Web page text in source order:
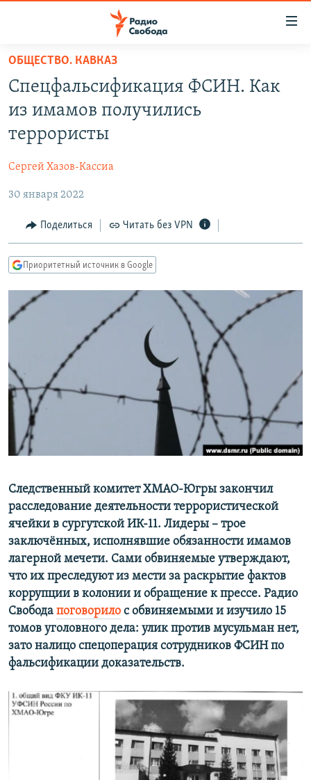
упрощенного
доступа
основному
Вернутся
навигации
Вернутся
поиску
ПРОГРАММЫ
ПОДКАСТЫ
АВТОРСКИЕ ПРОЕКТЫ
МНЕНИЯ
КУЛЬТУРА
IDEL.РЕАЛИИ
СЕВЕР.РЕАЛИИ
СИБИРЬ.РЕАЛИИ
РАСПИСАНИЕ ВЕЩАНИЯ
ПОДПИШИТЕСЬ НА РАССЫЛКУ
СОЦИАЛЬНЫЕ СЕТИ
Все сайты РСЕ/РС
ОБЩЕСТВО. КАВКАЗ
Спецфальсификация ФСИН. Как
из имамов получились
террористы
Сергей Хазов-Кассиа
30 января 2022
Поделиться Читать без VPN
Приоритетный источник в Google
Следственный комитет ХМАО-Югры закончил
расследование деятельности террористической
ячейки в сургутской ИК-11. Лидеры – трое
заключённых, исполнявшие обязанности имамов
лагерной мечети. Сами обвиняемые утверждают,
что их преследуют из мести за раскрытие фактов
коррупции в колонии и обращение к прессе. Радио
Свобода поговорило с обвиняемыми и изучило 15
томов уголовного дела: улик против мусульман нет,
зато налицо спецоперация сотрудников ФСИН по
фальсификации доказательств.